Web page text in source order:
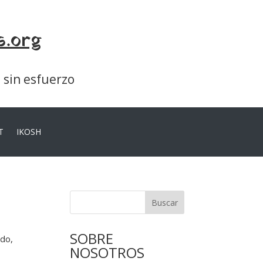
esfuerzo
IKOSH
Buscar
SOBRE
NOSOTROS